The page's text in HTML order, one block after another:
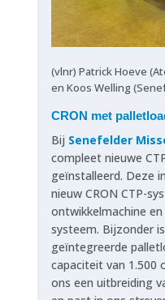
(vlnr) Patrick Hoeve
en Koos Welling
CRON met
Bij Senefelder
compleet nieuwe
geïnstalleerd. Deze
nieuw CRON CTP-
ontwikkelmachine
systeem. Bijzonder
geïntegreerde
capaciteit van 1.500
ons een uitbreiding